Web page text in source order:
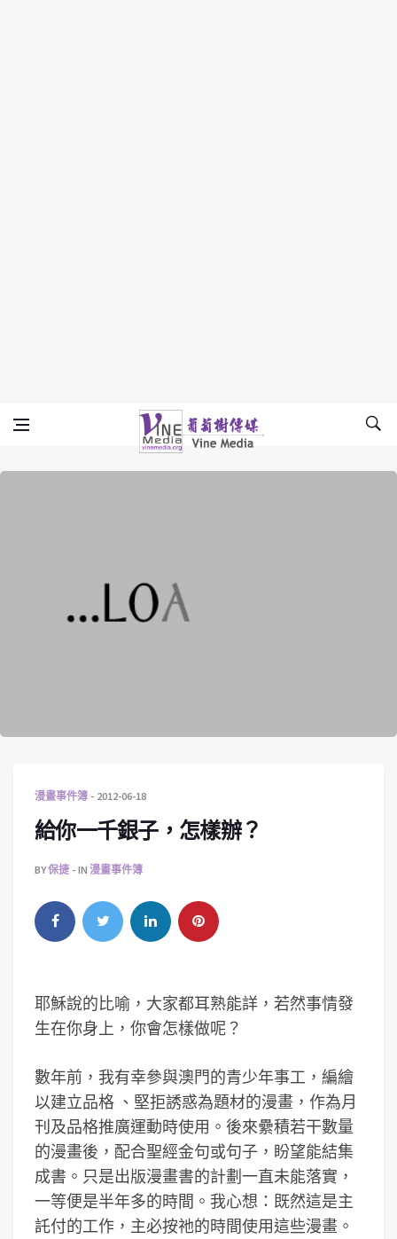
Vine Media
葡萄樹傳媒
漫畫事件簿 2012-06-18
給你一千銀子，怎樣辦？
BY保捷 IN 漫畫事件簿
耶穌說的比喻，大家都耳熟能詳，若然事情發
生在你身上，你會怎樣做呢？
數年前，我有幸參與澳門的青少年事工，編繪
以建立品格 、堅拒誘惑為題材的漫畫，作為月
刊及品格推廣運動時使用。後來纍積若干數量
的漫畫後，配合聖經金句或句子，盼望能結集
成書。只是出版漫畫書的計劃一直未能落實，
一等便是半年多的時間。我心想：既然這是主
託付的工作，主必按祂的時間使用這些漫畫。